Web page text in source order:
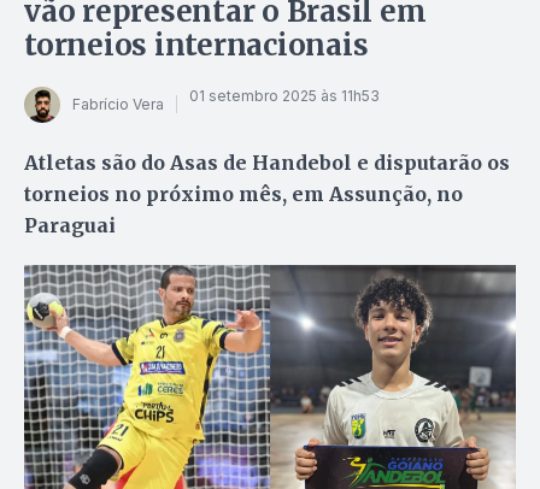
vão representar o Brasil em
torneios internacionais
Fabrício Vera 01 setembro 2025 às 11h53
Atletas são do Asas de Handebol e disputarão os
torneios no próximo mês, em Assunção, no
Paraguai